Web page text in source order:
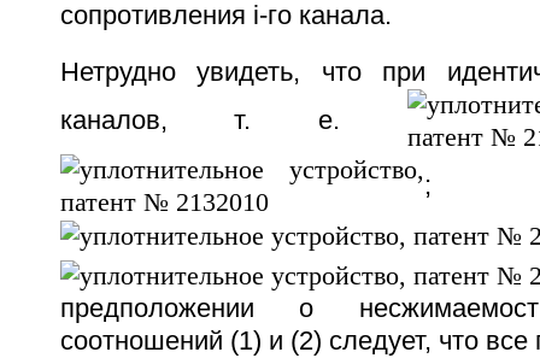
сопротивления i-го канала.
Нетрудно увидеть, что при
каналов, т. е.
;
предположении о
соотношений (1) и (2) следует, что